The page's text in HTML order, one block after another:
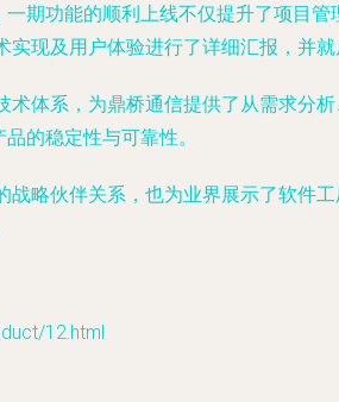
期功能的顺利上线不仅提升了项目
现及用户体验进行了详细汇报，并就
体系，为鼎桥通信提供了从需求分
的稳定性与可靠性。
略伙伴关系，也为业界展示了软件
12.html